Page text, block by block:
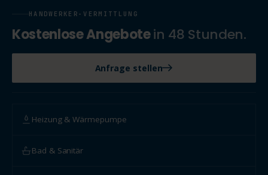
HANDWERKER-VERMITTLUNG
Kostenlose Angebotein 48 Stunden.
Anfrage stellen
Heizung & Wärmepumpe
Bad & Sanitär